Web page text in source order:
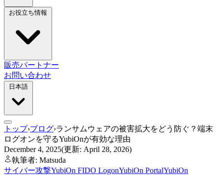
販売パートナー
お問い合わせ
トップ›ブログ›ランサムウェアの被害拡大をどう防ぐ？端末
ログオンを守るYubiOnが有効な理由
December 4, 2025(更新: April 28, 2026)
執筆者: Matsuda
サイバー攻撃YubiOn FIDO LogonYubiOn PortalYubiOn